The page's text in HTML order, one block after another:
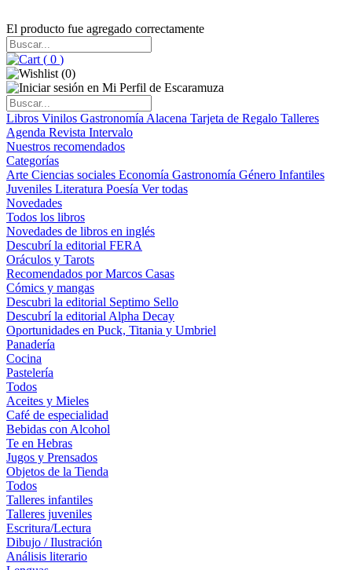
El producto fue agregado correctamente
( 0 )
(0)
Libros Vinilos Gastronomía Alacena Tarjeta de Regalo Talleres
Agenda Revista Intervalo
Nuestros recomendados
Categorías
Arte Ciencias sociales Economía Gastronomía Género Infantiles
Juveniles Literatura Poesía Ver todas
Novedades
Todos los libros
Novedades de libros en inglés
Descubrí la editorial FERA
Oráculos y Tarots
Recomendados por Marcos Casas
Cómics y mangas
Descubri la editorial Septimo Sello
Descubrí la editorial Alpha Decay
Oportunidades en Puck, Titania y Umbriel
Panadería
Cocina
Pastelería
Todos
Aceites y Mieles
Café de especialidad
Bebidas con Alcohol
Te en Hebras
Jugos y Prensados
Objetos de la Tienda
Todos
Talleres infantiles
Talleres juveniles
Escritura/Lectura
Dibujo / Ilustración
Análisis literario